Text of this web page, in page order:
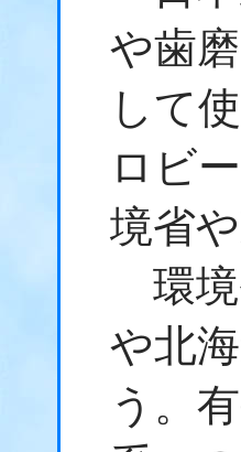
や歯
して
ロビ
境省
環境
や北
う。